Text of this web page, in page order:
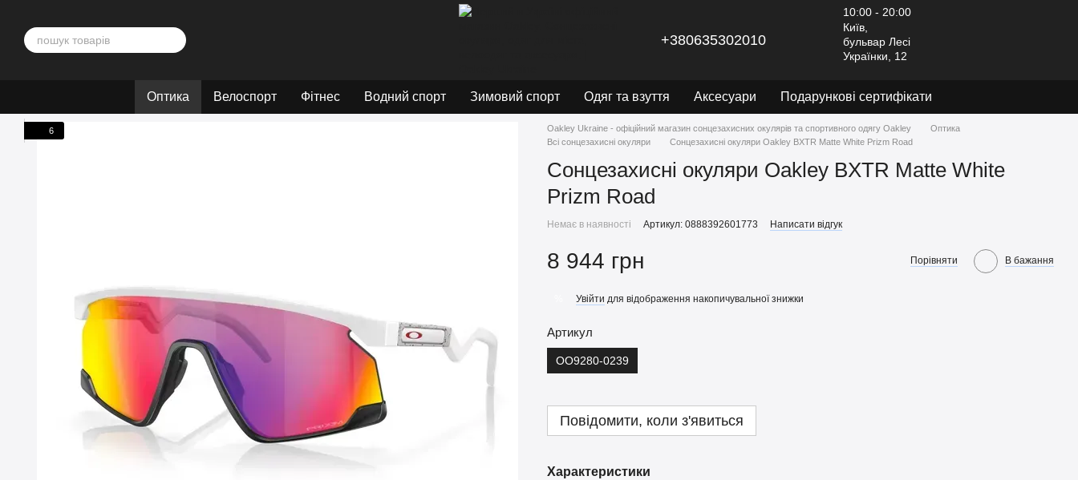
+380635302010
10:00 - 20:00
Київ,
бульвар Лесі
Українки, 12
Оптика Велоспорт Фітнес Водний спорт Зимовий спорт Одяг та взуття Аксесуари Подарункові сертифікати
6 Oakley Ukraine - офіційний магазин сонцезахисних окулярів та спортивного одягу Oakley
Оптика
Всі сонцезахисні окуляри
Сонцезахисні окуляри Oakley BXTR Matte White Prizm Road
Сонцезахисні окуляри Oakley BXTR Matte White
Prizm Road
Немає в наявності Артикул: 0888392601773 Написати відгук
8 944 грн Порівняти В бажання
Увійти для відображення накопичувальної знижки
Артикул
OO9280-0239
Повідомити, коли з'явиться
Характеристики